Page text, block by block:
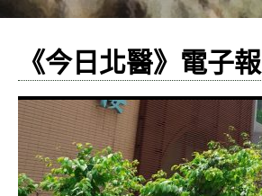
《今日北醫》電子報